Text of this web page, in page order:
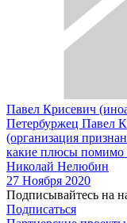
Павел Крисевич
Петербуржец Павел
(организация
какие плюсы помимо
Николай Нелюбин
27 Ноября 2020
Подписывайтесь на
Подписаться